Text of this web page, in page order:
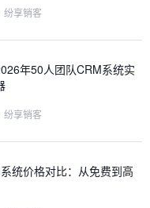
纷享销客
年50人团队CRM系统实
纷享销客
统价格对比：从免费到高